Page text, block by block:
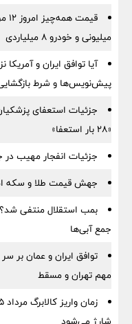
میلیونی و خودرو ۸ میلیاردی
آیا توافق ایران و
پیش‌نویس‌ها و شرط
جزئیات استعفای
«۲۸ بار استعفا»
جزئیات انفجار مهیب
جهش قیمت طلا و سکه امروز ۱۳ مرداد | طلای ۱۸
بمب استقلال منتفی شد؟
جمع آبی‌ها
توافق ایران و عمان بر
مهم تهران و مسقط